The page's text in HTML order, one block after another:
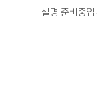
설명 준비중입